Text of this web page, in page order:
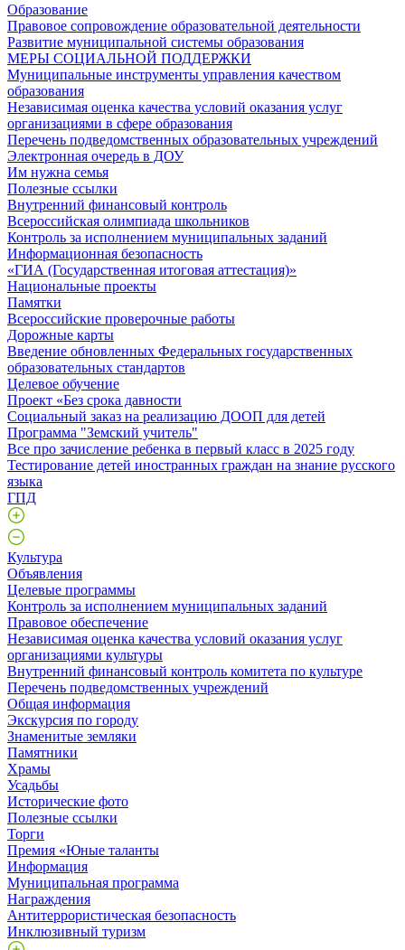
Образование
Правовое сопровождение образовательной деятельности
Развитие муниципальной системы образования
МЕРЫ СОЦИАЛЬНОЙ ПОДДЕРЖКИ
Муниципальные инструменты управления качеством
образования
Независимая оценка качества условий оказания услуг
организациями в сфере образования
Перечень подведомственных образовательных учреждений
Электронная очередь в ДОУ
Им нужна семья
Полезные ссылки
Внутренний финансовый контроль
Всероссийская олимпиада школьников
Контроль за исполнением муниципальных заданий
Информационная безопасность
«ГИА (Государственная итоговая аттестация)»
Национальные проекты
Памятки
Всероссийские проверочные работы
Дорожные карты
Введение обновленных Федеральных государственных
образовательных стандартов
Целевое обучение
Проект «Без срока давности
Социальный заказ на реализацию ДООП для детей
Программа "Земский учитель"
Все про зачисление ребенка в первый класс в 2025 году
Тестирование детей иностранных граждан на знание русского
языка
ГПД
Культура
Объявления
Целевые программы
Контроль за исполнением муниципальных заданий
Правовое обеспечение
Независимая оценка качества условий оказания услуг
организациями культуры
Внутренний финансовый контроль комитета по культуре
Перечень подведомственных учреждений
Общая информация
Экскурсия по городу
Знаменитые земляки
Памятники
Храмы
Усадьбы
Исторические фото
Полезные ссылки
Торги
Премия «Юные таланты
Информация
Муниципальная программа
Награждения
Антитеррористическая безопасность
Инклюзивный туризм